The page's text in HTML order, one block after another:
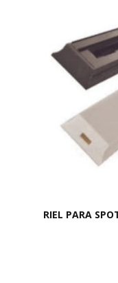
RIEL PARA